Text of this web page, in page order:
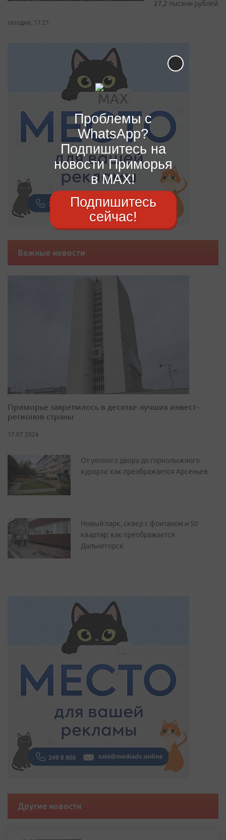
27,2 тысячи рублей
сегодня, 17:21
Важные новости
Приморье закрепилось в десятке лучших инвест-
регионов страны
17.07.2026
От уютного двора до горнолыжного
курорта: как преображается Арсеньев
Новый парк, сквер с фонтаном и 50
квартир: как преображается
Дальнегорск
Другие новости
Проблемы с
WhatsApp?
Подпишитесь на
новости Приморья
в MAX!
Подпишитесь
сейчас!